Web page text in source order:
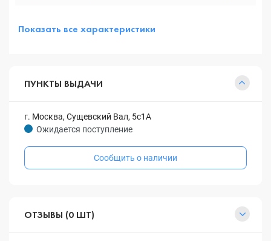
Показать все характеристики
ПУНКТЫ ВЫДАЧИ
г. Москва, Сущевский Вал, 5с1А
Ожидается поступление
Сообщить о наличии
ОТЗЫВЫ (0 ШТ)